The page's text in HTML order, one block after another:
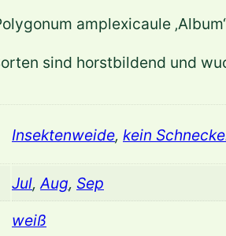
amplexicaule ‚Album‘
sind horstbildend und
Insektenweide, kein
Jul,Aug, Sep
weiß